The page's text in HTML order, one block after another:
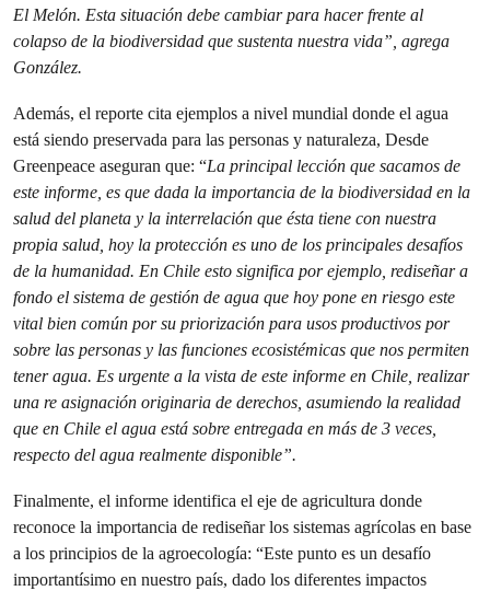
El Melón. Esta situación debe cambiar para hacer frente al
colapso de la biodiversidad que sustenta nuestra vida”, agrega
González.
Además, el reporte cita ejemplos a nivel mundial donde el agua
está siendo preservada para las personas y naturaleza, Desde
Greenpeace aseguran que: “La principal lección que sacamos de
este informe, es que dada la importancia de la biodiversidad en la
salud del planeta y la interrelación que ésta tiene con nuestra
propia salud, hoy la protección es uno de los principales desafíos
de la humanidad. En Chile esto significa por ejemplo, rediseñar a
fondo el sistema de gestión de agua que hoy pone en riesgo este
vital bien común por su priorización para usos productivos por
sobre las personas y las funciones ecosistémicas que nos permiten
tener agua. Es urgente a la vista de este informe en Chile, realizar
una re asignación originaria de derechos, asumiendo la realidad
que en Chile el agua está sobre entregada en más de 3 veces,
respecto del agua realmente disponible”.
Finalmente, el informe identifica el eje de agricultura donde
reconoce la importancia de rediseñar los sistemas agrícolas en base
a los principios de la agroecología: “Este punto es un desafío
importantísimo en nuestro país, dado los diferentes impactos